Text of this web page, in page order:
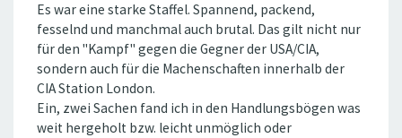
Es war eine starke Staffel. Spannend, packend,
fesselnd und manchmal auch brutal. Das gilt nicht nur
für den ''Kampf'' gegen die Gegner der USA/CIA,
sondern auch für die Machenschaften innerhalb der
CIA Station London.
Ein, zwei Sachen fand ich in den Handlungsbögen was
weit hergeholt bzw. leicht unmöglich oder